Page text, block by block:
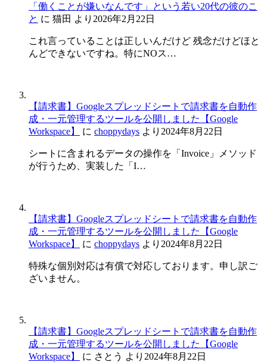
「働くことが嫌いなんです」という若い20代の彼のこ
と に 猫田 より 2026年2月22日
これ言っていることは正しいんだけど 残念だけどほと
んどできないですね。特にNOス…
【請求書】Googleスプレッドシートで請求書を自動作
成・一元管理するツールを公開しました【Google
Workspace】
に choppydays より 2024年8月22日
シートに含まれるデータの操作を「Invoice」メソッド
が行うため、実装した「I…
【請求書】Googleスプレッドシートで請求書を自動作
成・一元管理するツールを公開しました【Google
Workspace】
に choppydays より 2024年8月22日
特殊な個別対応は有償で対応しております。申し訳ご
ざいません。
【請求書】Googleスプレッドシートで請求書を自動作
成・一元管理するツールを公開しました【Google
Workspace】
に さとう より 2024年8月22日